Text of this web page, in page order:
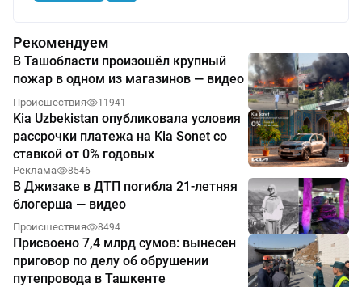
Рекомендуем
В Ташобласти произошёл крупный
пожар в одном из магазинов — видео
Происшествия 11941
Kia Uzbekistan опубликовала условия
рассрочки платежа на Kia Sonet со
ставкой от 0% годовых
Реклама 8546
В Джизаке в ДТП погибла 21-летняя
блогерша — видео
Происшествия 8494
Присвоено 7,4 млрд сумов: вынесен
приговор по делу об обрушении
путепровода в Ташкенте